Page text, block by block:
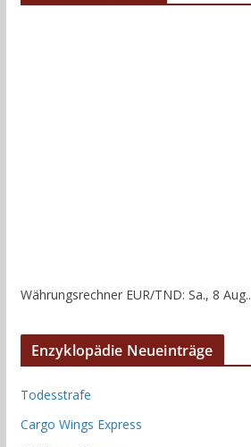
Währungsrechner EUR/TND: Sa., 8 Aug..
Enzyklopädie Neueinträge
Todesstrafe
Cargo Wings Express